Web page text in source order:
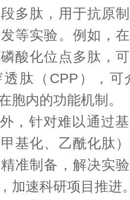
多肽，用于抗原
等实验。例如，
酸化位点多肽，
肽（CPP），
胞内的功能机制。
针对难以通过基
基化、乙酰化肽
准制备，解决实
加速科研项目推进